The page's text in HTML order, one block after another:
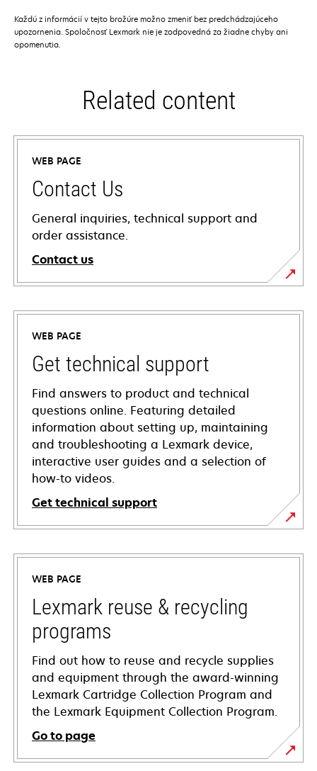
Každú z informácií v tejto brožúre možno zmeniť bez predchádzajúceho
upozornenia. Spoločnosť Lexmark nie je zodpovedná za žiadne chyby ani
opomenutia.
Related content
WEB PAGE
Contact Us
General inquiries, technical support and
order assistance.
Contact us
WEB PAGE
Get technical support
Find answers to product and technical
questions online. Featuring detailed
information about setting up, maintaining
and troubleshooting a Lexmark device,
interactive user guides and a selection of
how-to videos.
Get technical support
opens
in
new
tab
WEB PAGE
Lexmark reuse & recycling
programs
Find out how to reuse and recycle supplies
and equipment through the award-winning
Lexmark Cartridge Collection Program and
the Lexmark Equipment Collection Program.
Go to page